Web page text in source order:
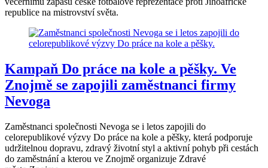
republice na mistrovství světa.
Kampaň Do práce na kole a pěšky. Ve
Znojmě se zapojili zaměstnanci firmy
Nevoga
Zaměstnanci společnosti Nevoga se i letos zapojili do
celorepublikové výzvy Do práce na kole a pěšky, která podporuje
udržitelnou dopravu, zdravý životní styl a aktivní pohyb při cestách
do zaměstnání a kterou ve Znojmě organizuje Zdravé